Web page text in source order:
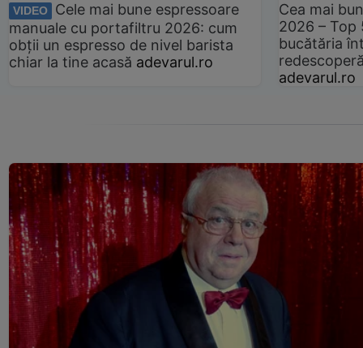
VIDEO
Cele mai bune espressoare
manuale cu portafiltru 2026: cum
obții un espresso de nivel barista
chiar la tine acasă adevarul.ro
Cea mai
2026 –
bucătăria
adevarul.ro